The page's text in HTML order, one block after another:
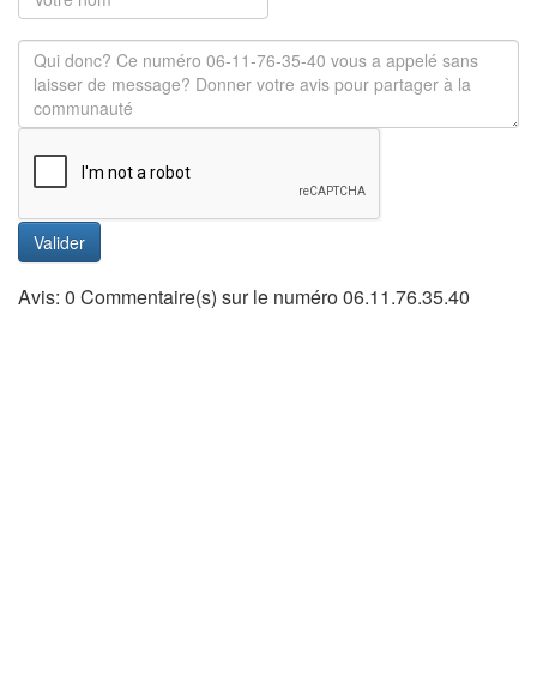
Valider
Avis: 0 Commentaire(s) sur le numéro 06.11.76.35.40